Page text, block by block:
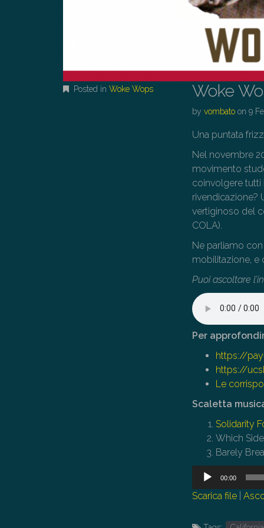
Posted in Woke Wops Woke
byvombato on9
Una puntata
Nel novembre
movimento
coinvolgere tutti
rivendicazione?
vertiginoso del
COLA).
Ne parliamo
mobilitazione, e
Puoi ascoltare
Per
https://
https://
Le
Scaletta
Solidarity
Which
Barely
Audio
00:00
Scarica file |